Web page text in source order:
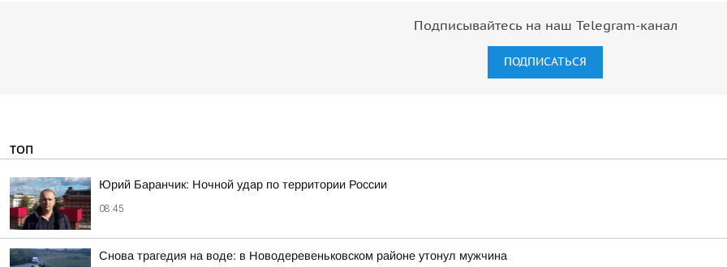
Подписывайтесь на наш Telegram-канал
ПОДПИСАТЬСЯ
ТОП
Юрий Баранчик: Ночной удар по территории России
08:45
Снова трагедия на воде: в Новодеревеньковском районе утонул мужчина